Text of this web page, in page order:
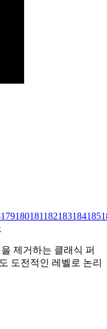
179180181182183184185
제거하는 클래식 퍼
도전적인 레벨로 논리